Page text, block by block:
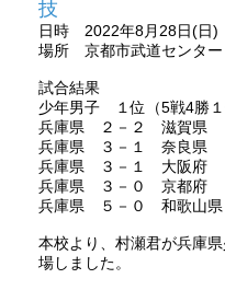
技
日時 2022年8月28日(日)
場所 京都市武道センター
試合結果
少年男子 １位（5戦4勝１
兵庫県 ２－２ 滋賀県
兵庫県 ３－１ 奈良県
兵庫県 ３－１ 大阪府
兵庫県 ３－０ 京都府
兵庫県 ５－０ 和歌山県
本校より、村瀬君が兵庫
場しました。